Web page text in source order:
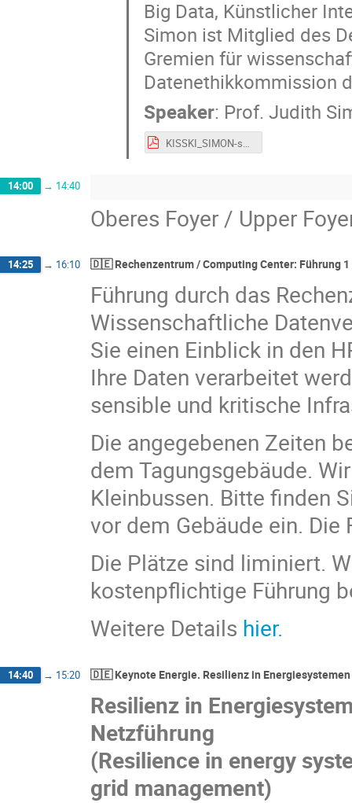
Big Data, Künstlicher
Simon ist Mitglied des
Gremien für
Datenethikkommission
Speaker: Prof. Judith
KISSKI_SIMON-short.pdf
14:00 → 14:40
Oberes Foyer / Upper
14:25 → 16:10 🇩🇪 Rechenzentrum / Computing Center: Führung 1
Führung durch das
Wissenschaftliche
Sie einen Einblick in den
Ihre Daten verarbeitet
sensible und kritische
Die angegebenen Zeiten
dem Tagungsgebäude.
Kleinbussen. Bitte finden
vor dem Gebäude ein.
Die Plätze sind liminiert.
kostenpflichtige Führung
Weitere Details hier.
14:40 → 15:20 🇩🇪 Keynote Energie. Resilienz in
Resilienz in
Netzführung
(Resilience in energy
grid management)